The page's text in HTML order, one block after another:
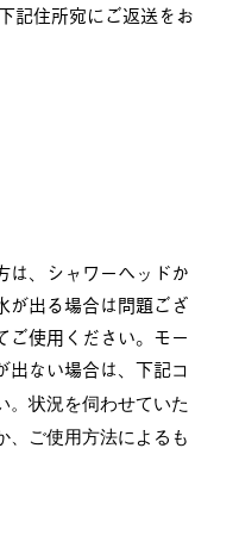
記住所宛にご返送をお
、シャワーヘッドか
が出る場合は問題ござ
ご使用ください。モー
出ない場合は、下記コ
。状況を伺わせていた
、ご使用方法によるも